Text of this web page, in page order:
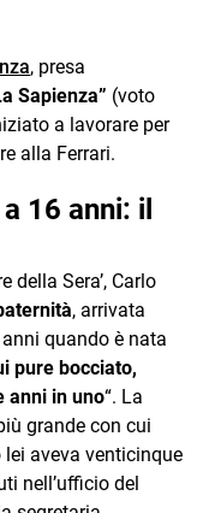
, presa
Sapienza” (voto
a lavorare per
alla Ferrari.
16 anni: il
della Sera’, Carlo
, arrivata
quando è nata
pure bocciato,
anni in uno“. La
grande con cui
aveva venticinque
nell’ufficio del